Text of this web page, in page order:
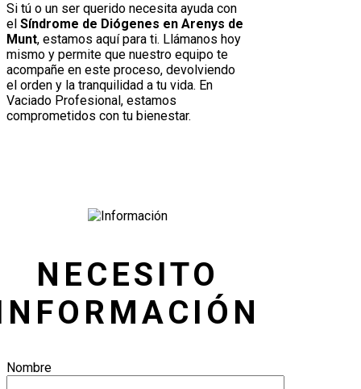
Si tú o un ser querido necesita ayuda con
el Síndrome de Diógenes en Arenys de
Munt, estamos aquí para ti. Llámanos hoy
mismo y permite que nuestro equipo te
acompañe en este proceso, devolviendo
el orden y la tranquilidad a tu vida. En
Vaciado Profesional, estamos
comprometidos con tu bienestar.
NECESITO
Nombre